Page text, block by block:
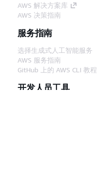
AWS 解决方案库
AWS 决策指南
服务指南
选择生成式人工智能服务
AWS 服务指南
GitHub 上的 AWS CLI 教程
开发人员工具